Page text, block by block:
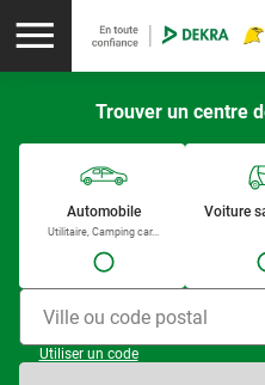
Trouver un centre
Automobile
Utilitaire, Camping car...
Voiture
Ville ou code postal
Utiliser un code